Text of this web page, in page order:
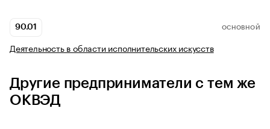
90.01 ОСНОВНОЙ
Деятельность в области исполнительских искусств
Другие предприниматели с тем же
ОКВЭД